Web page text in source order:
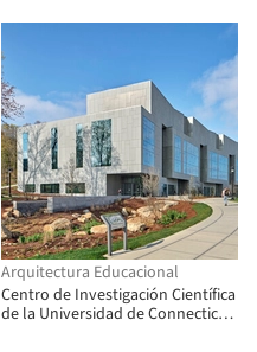
Arquitectura Educacional
Centro de Investigación Científica
de la Universidad de Connecticut